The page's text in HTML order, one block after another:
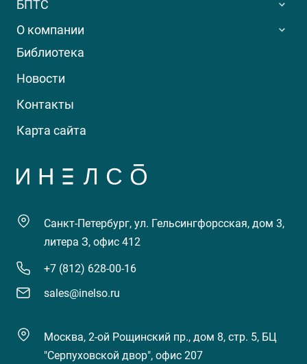
БПТС
О компании
Библиотека
Новости
Контакты
Карта сайта
Санкт-Петербург, ул. Гельсингфорсская, дом 3,
литера З, офис 412
+7 (812) 628-00-16
sales@inelso.ru
Москва, 2-ой Рощинский пр., дом 8, стр. 5, БЦ
"Серпуховской двор", офис 207